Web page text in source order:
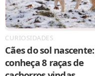
CURIOSIDADES
Cães do sol nascente:
conheça 8 raças de